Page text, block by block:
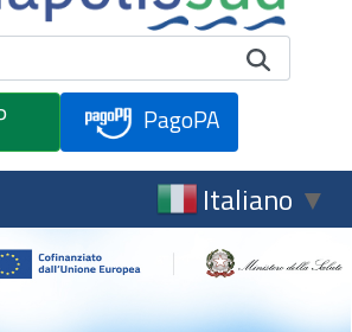
PagoPA
Italiano ▼